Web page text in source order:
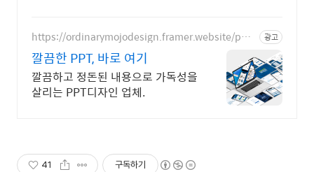
https://ordinarymojodesign.framer.website/ppt 광고
깔끔한 PPT, 바로 여기
깔끔하고 정돈된 내용으로 가독성을
살리는 PPT디자인 업체.
41 구독하기